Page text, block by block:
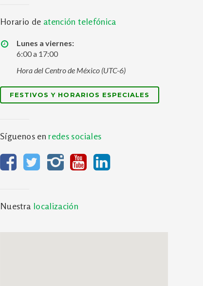
Horario de atención telefónica
Lunes a viernes:
6:00 a 17:00
Hora del Centro de México (UTC-6)
FESTIVOS Y HORARIOS ESPECIALES
Síguenos enredes sociales
Nuestra localización